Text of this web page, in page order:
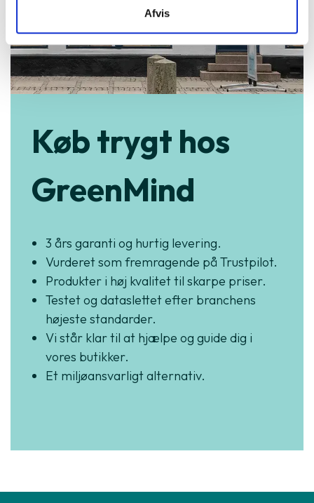
Afvis
Køb trygt hos
GreenMind
3 års garanti og hurtig levering.
Vurderet som fremragende på Trustpilot.
Produkter i høj kvalitet til skarpe priser.
Testet og dataslettet efter branchens
højeste standarder.
Vi står klar til at hjælpe og guide dig i
vores butikker.
Et miljøansvarligt alternativ.